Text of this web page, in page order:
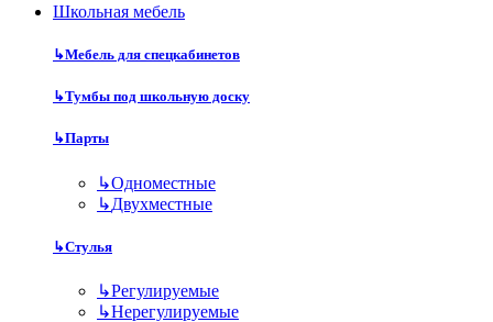
Школьная мебель
↳Мебель для спецкабинетов
↳Тумбы под школьную доску
↳Парты
↳Одноместные
↳Двухместные
↳Стулья
↳Регулируемые
↳Нерегулируемые